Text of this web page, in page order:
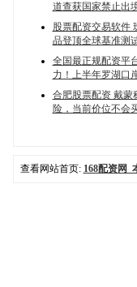
道查获国家禁止出
股票配资交易软件
品登顶全球基准测
全国最正规配资平
力！上半年罗湖口
合肥股票配资 戴蒙
险，当前价位不会
查看网站首页: 168配资网_